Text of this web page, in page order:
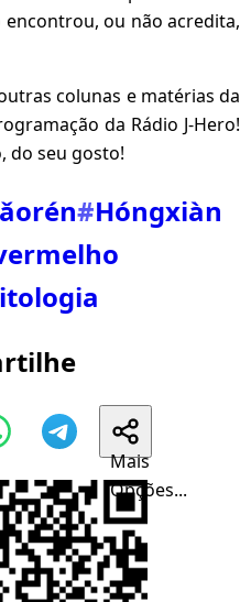
ou não acredita,
colunas e matérias da
da Rádio J-Hero!
do seu gosto!
#Hóngxiàn
Mais
Opções...